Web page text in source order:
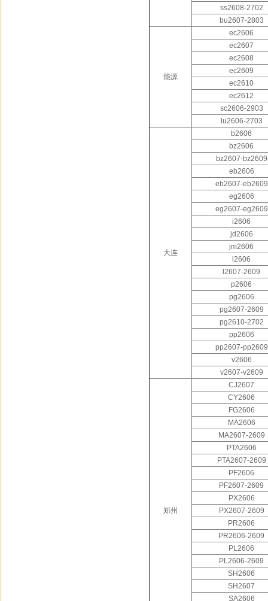
ss2608-2702
bu2607-2803
能源
ec2606
ec2607
ec2608
ec2609
ec2610
ec2612
sc2606-2903
lu2606-2703
大连
b2606
bz2606
bz2607-bz2609
eb2606
eb2607-eb2609
eg2606
eg2607-eg2609
i2606
jd2606
jm2606
l2606
l2607-2609
p2606
pg2606
pg2607-2609
pg2610-2702
pp2606
pp2607-pp2609
v2606
v2607-v2609
郑州
CJ2607
CY2606
FG2606
MA2606
MA2607-2609
PTA2606
PTA2607-2609
PF2606
PF2607-2609
PX2606
PX2607-2609
PR2606
PR2606-2609
PL2606
PL2606-2609
SH2606
SH2607
SA2606